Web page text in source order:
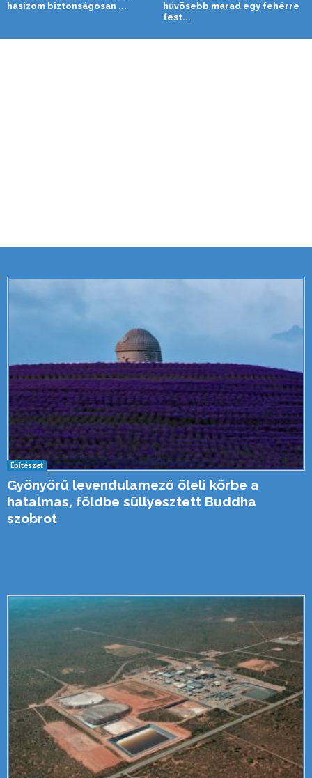
hasizom biztonságosan ...
hűvösebb marad egy fehérre
fest...
Építészet
Gyönyörű levendulamező öleli körbe a
hatalmas, földbe süllyesztett Buddha
szobrot